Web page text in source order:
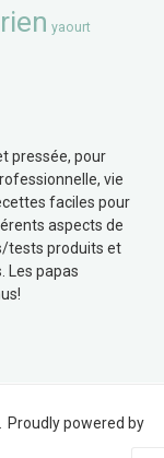
yaourt
pressée, pour
vie
faciles pour
aspects de
tests produits et
Les papas
Proudly powered by